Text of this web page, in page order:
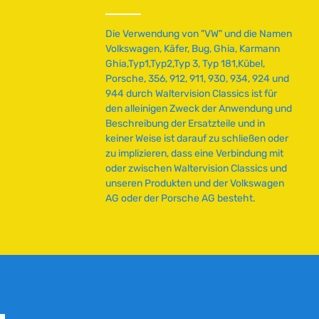
Die Verwendung von "VW" und die Namen
Volkswagen, Käfer, Bug, Ghia, Karmann
Ghia,Typ1,Typ2,Typ 3, Typ 181,Kübel,
Porsche, 356, 912, 911, 930, 934, 924 und
944 durch Waltervision Classics ist für
den alleinigen Zweck der Anwendung und
Beschreibung der Ersatzteile und in
keiner Weise ist darauf zu schließen oder
zu implizieren, dass eine Verbindung mit
oder zwischen Waltervision Classics und
unseren Produkten und der Volkswagen
AG oder der Porsche AG besteht.